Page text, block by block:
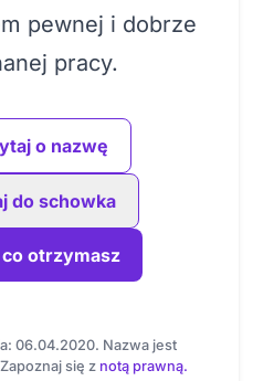
pewnej i dobrze
pracy.
o nazwę
do schowka
otrzymasz
06.04.2020. Nazwa jest
się z notą prawną.